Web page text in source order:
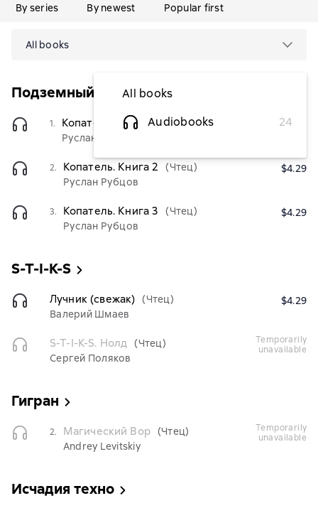
By series By newest Popular first
All books
All books
Audiobooks
24
Подземный владыка
1. Копатель
(Чтец)
Руслан Рубцов
$4.29
2. Копатель. Книга 2
(Чтец)
Руслан Рубцов
$4.29
3. Копатель. Книга 3
(Чтец)
Руслан Рубцов
$4.29
S-T-I-K-S
Лучник (свежак) (Чтец)
Валерий Шмаев
$4.29
S-T-I-K-S. Нолд (Чтец)
Сергей Поляков
temporarily
unavailable
Гигран
2. Магический Вор (Чтец)
Andrey Levitskiy
temporarily
unavailable
Исчадия техно